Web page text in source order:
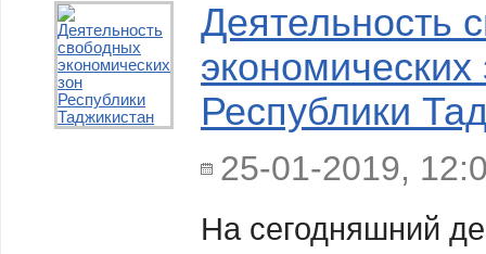
Деятельность
экономических
Республики
25-01-2019,
На сегодняшний